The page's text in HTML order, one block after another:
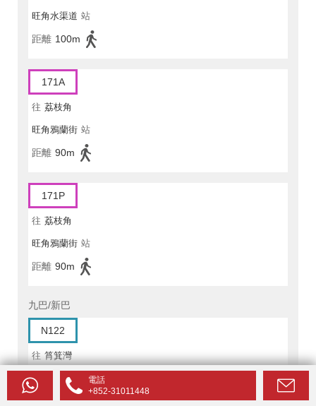
旺角水渠道 站
距離 100m
171A
往 荔枝角
旺角鴉蘭街 站
距離 90m
171P
往 荔枝角
旺角鴉蘭街 站
距離 90m
九巴/新巴
N122
往 筲箕灣
旺角水渠道 站
距離 100m
電話
+852-31011448